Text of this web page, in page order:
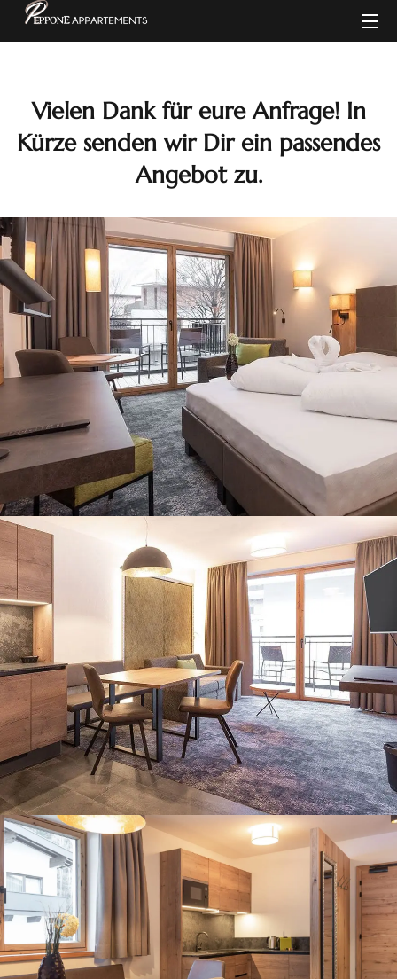
Vielen Dank für eure Anfrage! In
Kürze senden wir Dir ein passendes
Angebot zu.